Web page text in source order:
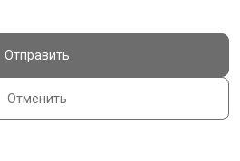
Отменить
Отправить